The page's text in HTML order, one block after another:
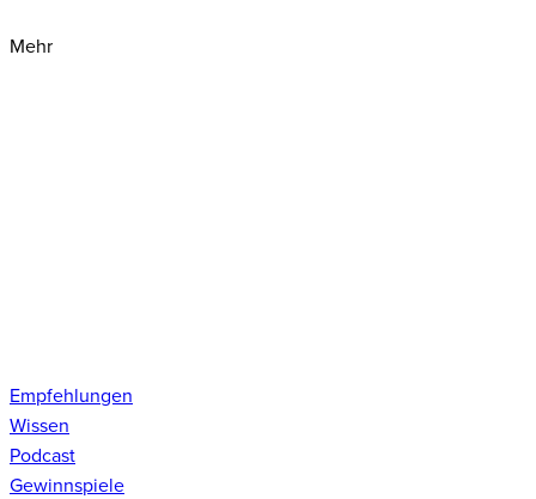
Mehr
Empfehlungen
Wissen
Podcast
Gewinnspiele